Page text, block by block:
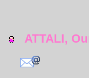
ATTALI,